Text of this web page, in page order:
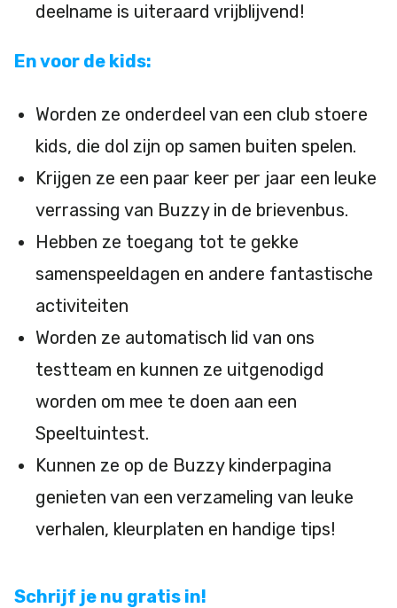
deelname is uiteraard vrijblijvend!
En voor de kids:
Worden ze onderdeel van een club stoere
kids, die dol zijn op samen buiten spelen.
Krijgen ze een paar keer per jaar een leuke
verrassing van Buzzy in de brievenbus.
Hebben ze toegang tot te gekke
samenspeeldagen en andere fantastische
activiteiten
Worden ze automatisch lid van ons
testteam en kunnen ze uitgenodigd
worden om mee te doen aan een
Speeltuintest.
Kunnen ze op de Buzzy kinderpagina
genieten van een verzameling van leuke
verhalen, kleurplaten en handige tips!
Schrijf je nu gratis in!